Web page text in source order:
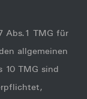
Abs.1 TMG für
allgemeinen
10 TMG sind